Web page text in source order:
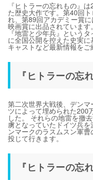
『ヒトラーの忘れもの』
た歴史大作です。第40回
れ、第89回アカデミー賞
映画賞に出品されていま
『地雷と少年兵』という
に全国公開を控えた史実
キャストなど最新情報をご
『ヒトラーの忘
第二次世界大戦後、デン
ツによって埋められた200
した。 それらの地雷を撤
虜となっていたドイツ兵
ンマークのラスムスン軍
投じて行きます。
『ヒトラーの忘